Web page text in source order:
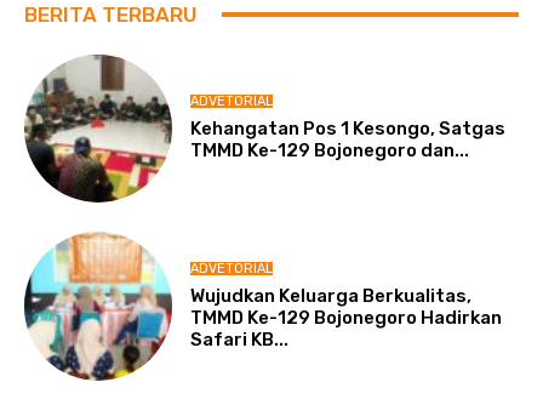
BERITA TERBARU
ADVETORIAL
Kehangatan Pos 1 Kesongo, Satgas
TMMD Ke-129 Bojonegoro dan...
ADVETORIAL
Wujudkan Keluarga Berkualitas,
TMMD Ke-129 Bojonegoro Hadirkan
Safari KB...